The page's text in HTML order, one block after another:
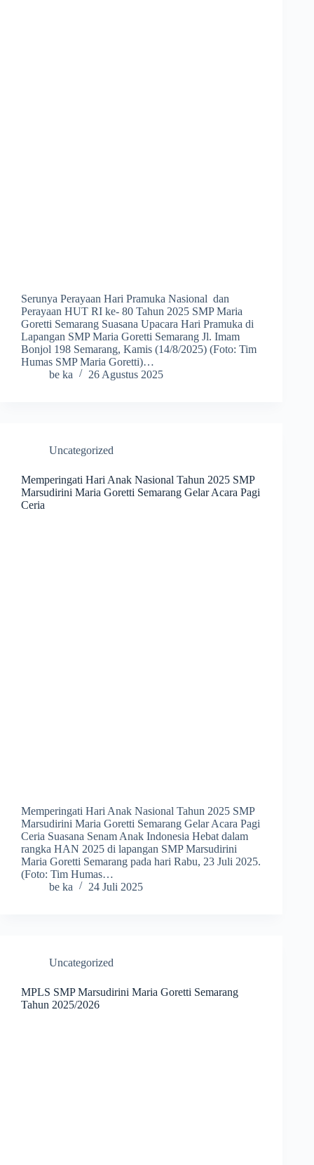
Serunya Perayaan Hari Pramuka Nasional dan
Perayaan HUT RI ke- 80 Tahun 2025 SMP Maria
Goretti Semarang Suasana Upacara Hari Pramuka di
Lapangan SMP Maria Goretti Semarang Jl. Imam
Bonjol 198 Semarang, Kamis (14/8/2025) (Foto: Tim
Humas SMP Maria Goretti)…
be ka
26 Agustus 2025
Uncategorized
Memperingati Hari Anak Nasional Tahun 2025 SMP
Marsudirini Maria Goretti Semarang Gelar Acara Pagi
Ceria
Memperingati Hari Anak Nasional Tahun 2025 SMP
Marsudirini Maria Goretti Semarang Gelar Acara Pagi
Ceria Suasana Senam Anak Indonesia Hebat dalam
rangka HAN 2025 di lapangan SMP Marsudirini
Maria Goretti Semarang pada hari Rabu, 23 Juli 2025.
(Foto: Tim Humas…
be ka
24 Juli 2025
Uncategorized
MPLS SMP Marsudirini Maria Goretti Semarang
Tahun 2025/2026